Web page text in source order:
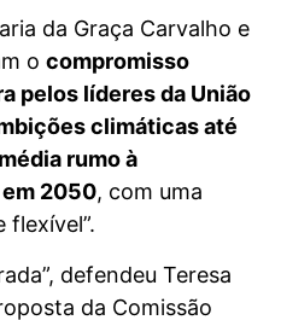
da Graça Carvalho e
o compromisso
pelos líderes da União
climáticas até
rumo à
2050, com uma
flexível”.
defendeu Teresa
da Comissão